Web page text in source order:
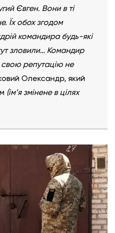
Євген. Вони в ті
Їх обох згодом
командира будь-які
зловили… Командир
репутацію не
Олександр, який
(ім’я змінене в цілях